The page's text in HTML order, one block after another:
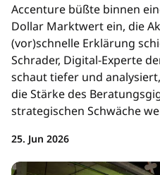
Accenture büßte binnen
Dollar Marktwert ein, die
(vor)schnelle Erklärung
Schrader, Digital-Experte
schaut tiefer und
die Stärke des
strategischen Schwäche
25. Jun 2026